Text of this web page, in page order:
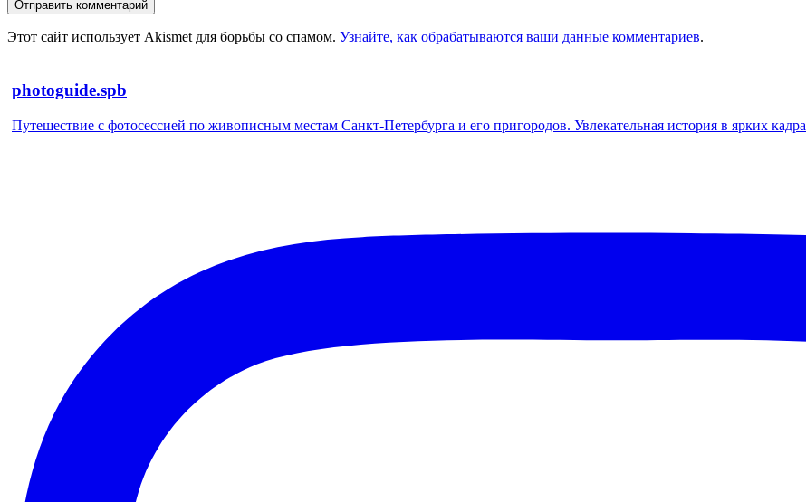
Этот сайт использует Akismet для борьбы со спамом. Узнайте, как обрабатываются ваши данные комментариев.
photoguide.spb
Путешествие с фотосессией по живописным местам Санкт-Петербурга и его пригородов. Увлекательная история в ярких